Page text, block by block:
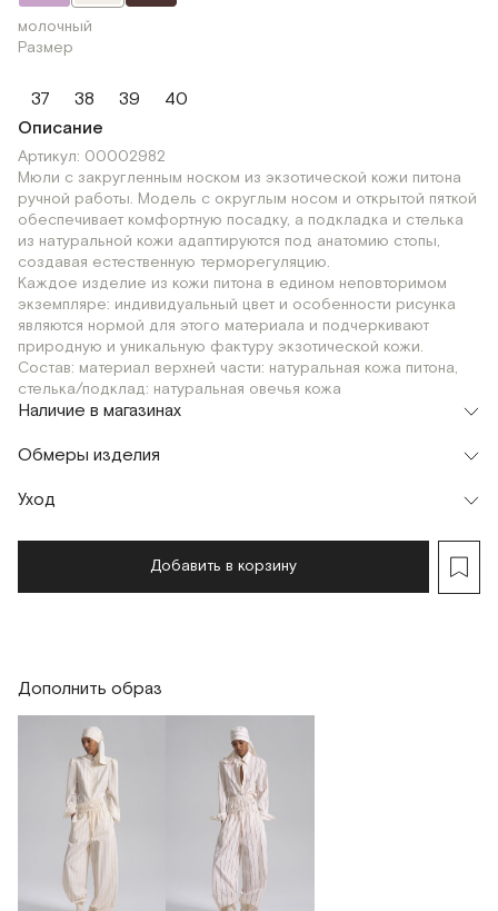
молочный
Размер
37 38 39
40
Описание
Артикул: 00002982
Мюли с закругленным носком из экзотической кожи питона
ручной работы. Модель с округлым носом и открытой пяткой
обеспечивает комфортную посадку, а подкладка и стелька
из натуральной кожи адаптируются под анатомию стопы,
создавая естественную терморегуляцию.
Каждое изделие из кожи питона в едином неповторимом
экземпляре: индивидуальный цвет и особенности рисунка
являются нормой для этого материала и подчеркивают
природную и уникальную фактуру экзотической кожи.
Состав: материал верхней части: натуральная кожа питона,
стелька/подклад: натуральная овечья кожа
Наличие в магазинах
Флагман
г. Москва, Малая Бронная 16
40
г. Москва, Малая Бронная 24/3
40
Обмеры изделия
Мерки, см
26,8
Уход
Добавить в корзину
Дополнить образ